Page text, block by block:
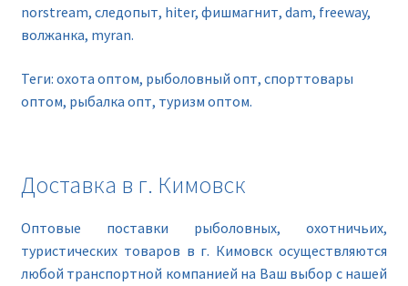
norstream, следопыт, hiter, фишмагнит, dam, freeway,
волжанка, myran.
Теги: охота оптом, рыболовный опт, спорттовары
оптом, рыбалка опт, туризм оптом.
Доставка в г. Кимовск
Оптовые поставки рыболовных, охотничьих,
туристических товаров в г. Кимовск осуществляются
любой транспортной компанией на Ваш выбор с нашей